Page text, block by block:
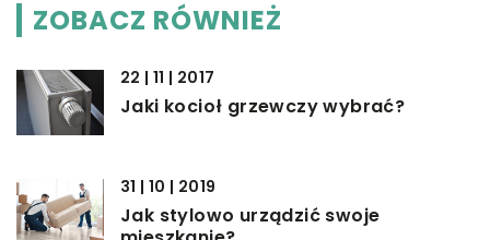
ZOBACZ RÓWNIEŻ
22 | 11 | 2017
Jaki kocioł grzewczy wybrać?
31 | 10 | 2019
Jak stylowo urządzić swoje